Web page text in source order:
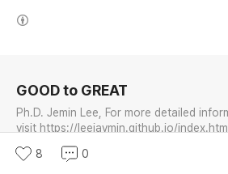
GOOD to GREAT
Ph.D. Jemin Lee, For more detailed information,
visit https://leejaymin.github.io/index.html
구독하기
8 0